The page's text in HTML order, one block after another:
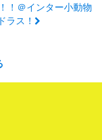
！＠インター小動物
ラス！